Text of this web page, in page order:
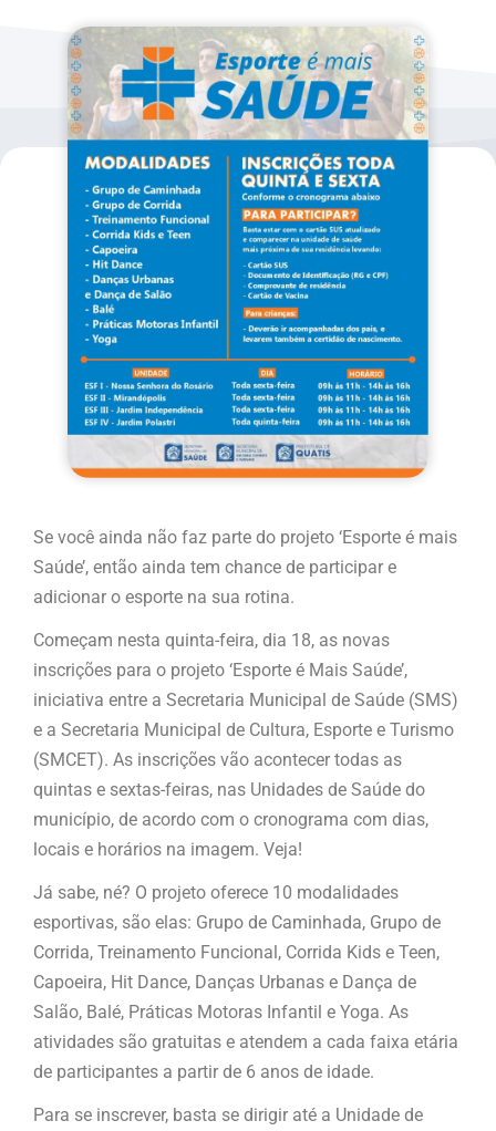
Se você ainda não faz parte do projeto ‘Esporte é mais
Saúde’, então ainda tem chance de participar e
adicionar o esporte na sua rotina.
Começam nesta quinta-feira, dia 18, as novas
inscrições para o projeto ‘Esporte é Mais Saúde’,
iniciativa entre a Secretaria Municipal de Saúde (SMS)
e a Secretaria Municipal de Cultura, Esporte e Turismo
(SMCET). As inscrições vão acontecer todas as
quintas e sextas-feiras, nas Unidades de Saúde do
município, de acordo com o cronograma com dias,
locais e horários na imagem. Veja!
Já sabe, né? O projeto oferece 10 modalidades
esportivas, são elas: Grupo de Caminhada, Grupo de
Corrida, Treinamento Funcional, Corrida Kids e Teen,
Capoeira, Hit Dance, Danças Urbanas e Dança de
Salão, Balé, Práticas Motoras Infantil e Yoga. As
atividades são gratuitas e atendem a cada faixa etária
de participantes a partir de 6 anos de idade.
Para se inscrever, basta se dirigir até a Unidade de